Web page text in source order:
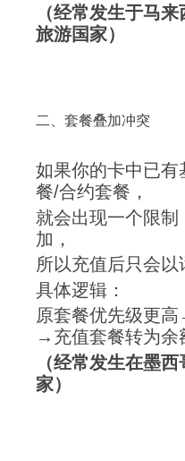
（经常发生于马
旅游国家）
二、套餐叠加冲突
如果你的卡中已
餐/合约套餐，
就会出现一个限
加，
所以充值后只会以
具体逻辑：
原套餐优先级更
→充值套餐转为余
（经常发生在墨
家）